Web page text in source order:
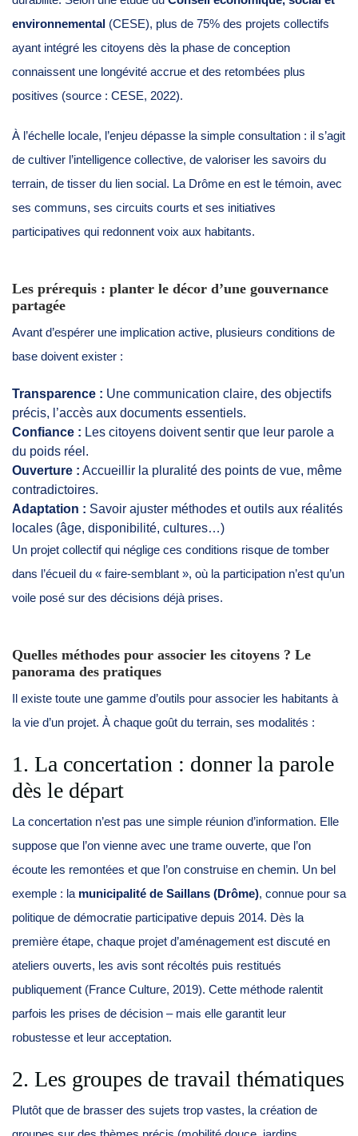
environnemental (CESE), plus de 75% des projets collectifs
ayant intégré les citoyens dès la phase de conception
connaissent une longévité accrue et des retombées plus
positives (source : CESE, 2022).
À l’échelle locale, l’enjeu dépasse la simple consultation : il s’agit
de cultiver l’intelligence collective, de valoriser les savoirs du
terrain, de tisser du lien social. La Drôme en est le témoin, avec
ses communs, ses circuits courts et ses initiatives
participatives qui redonnent voix aux habitants.
Les prérequis : planter le décor d’une gouvernance
partagée
Avant d’espérer une implication active, plusieurs conditions de
base doivent exister :
Transparence : Une communication claire, des objectifs
précis, l’accès aux documents essentiels.
Confiance : Les citoyens doivent sentir que leur parole a
du poids réel.
Ouverture : Accueillir la pluralité des points de vue, même
contradictoires.
Adaptation : Savoir ajuster méthodes et outils aux réalités
locales (âge, disponibilité, cultures…)
Un projet collectif qui néglige ces conditions risque de tomber
dans l’écueil du « faire-semblant », où la participation n’est qu’un
voile posé sur des décisions déjà prises.
Quelles méthodes pour associer les citoyens ? Le
panorama des pratiques
Il existe toute une gamme d’outils pour associer les habitants à
la vie d’un projet. À chaque goût du terrain, ses modalités :
1. La concertation : donner la parole
dès le départ
La concertation n’est pas une simple réunion d’information. Elle
suppose que l’on vienne avec une trame ouverte, que l’on
écoute les remontées et que l’on construise en chemin. Un bel
exemple : la municipalité de Saillans (Drôme), connue pour sa
politique de démocratie participative depuis 2014. Dès la
première étape, chaque projet d’aménagement est discuté en
ateliers ouverts, les avis sont récoltés puis restitués
publiquement (France Culture, 2019). Cette méthode ralentit
parfois les prises de décision – mais elle garantit leur
robustesse et leur acceptation.
2. Les groupes de travail thématiques
Plutôt que de brasser des sujets trop vastes, la création de